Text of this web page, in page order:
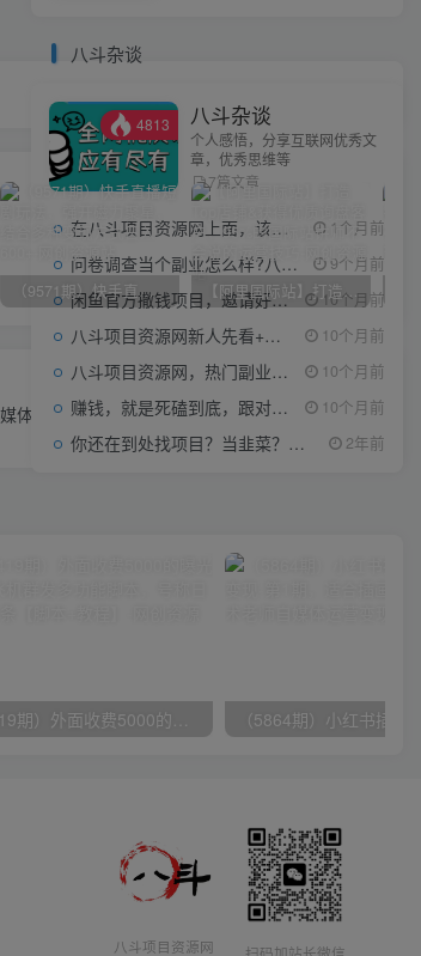
（9571期）快手直播短剧玩法，强开磁力聚星，结合多种变现方式日入600+ 【阿里国际站】打造Top店铺&获得优质询盘客户，​95%的国际站讲师不会说的运营技巧
下一篇
体变现拆解课，从理论到实操一条龙拆解分享给你
（5419期）外面收费5000的曝光王TG飞机群发多功能脚本，号称日发十万条【脚本+教程】
八斗杂谈
4813 八斗杂谈
个人感悟，分享互联网优秀文
章，优秀思维等
7篇文章
在八斗项目资源网上面，该看什么类型的赚钱项目 1个月前
问卷调查当个副业怎么样?八斗告诉你 9个月前
闲鱼官方撒钱项目，邀请好友领现金，单价1-8元，0成本可以当个小副业 10个月前
八斗项目资源网新人先看+领取【0撸小项目+互联网工具箱】 10个月前
八斗项目资源网，热门副业项目任你选，每日持续更新 10个月前
赚钱，就是死磕到底，跟对人做对事。 10个月前
你还在到处找项目？当韭菜？我靠项目资源网也能月如过万。 2年前
八斗项目资源网